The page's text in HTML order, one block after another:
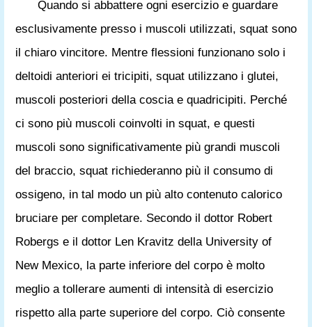
Quando si abbattere ogni esercizio e guardare
esclusivamente presso i muscoli utilizzati, squat sono
il chiaro vincitore. Mentre flessioni funzionano solo i
deltoidi anteriori ei tricipiti, squat utilizzano i glutei,
muscoli posteriori della coscia e quadricipiti. Perché
ci sono più muscoli coinvolti in squat, e questi
muscoli sono significativamente più grandi muscoli
del braccio, squat richiederanno più il consumo di
ossigeno, in tal modo un più alto contenuto calorico
bruciare per completare. Secondo il dottor Robert
Robergs e il dottor Len Kravitz della University of
New Mexico, la parte inferiore del corpo è molto
meglio a tollerare aumenti di intensità di esercizio
rispetto alla parte superiore del corpo. Ciò consente